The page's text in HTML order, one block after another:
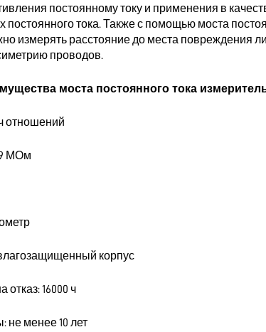
постоянному току и применения в
постоянного тока. Также с помощью моста
измерять расстояние до места повреждения
проводов.
моста постоянного тока
отношений
МОм
корпус
отказ: 16000 ч
не менее 10 лет